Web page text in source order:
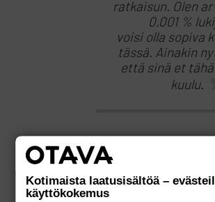
ratkaisun. Olen
0,001 %
voisi olla sopiva
tässä. Ainakin
että sinä et
kuulu.
Myönnetään. Oma
ole sillä tasolla että pystyisin
(salaliitto)teorioita
osaan swingistä jo katsoa, ja
palstan että tuon
Kotimaista laatusisältöä –
käyttökokemus